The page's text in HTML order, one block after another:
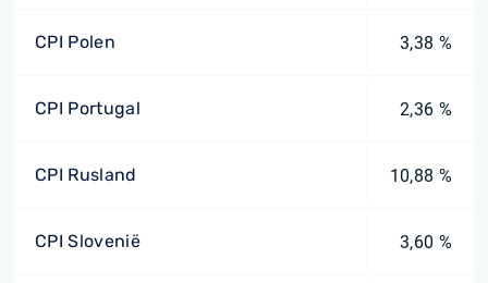
CPI Polen 3,38 %
CPI Portugal 2,36 %
CPI Rusland 10,88 %
CPI Slovenië 3,60 %